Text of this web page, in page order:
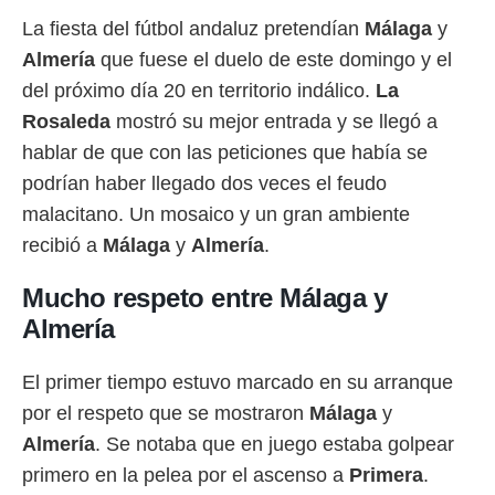
acceder a
abono
similares
este sitio
IP
de
posible
traten tus
La fiesta del fútbol andaluz pretendían Málaga y
Almería que fuese el duelo de este domingo y el
del próximo día 20 en territorio indálico. La
Rosaleda mostró su mejor entrada y se llegó a
hablar de que con las peticiones que había se
podrían haber llegado dos veces el feudo
malacitano. Un mosaico y un gran ambiente
recibió a Málaga y Almería.
Mucho respeto entre Málaga y
Almería
El primer tiempo estuvo marcado en su arranque
por el respeto que se mostraron Málaga y
Almería. Se notaba que en juego estaba golpear
primero en la pelea por el ascenso a Primera.